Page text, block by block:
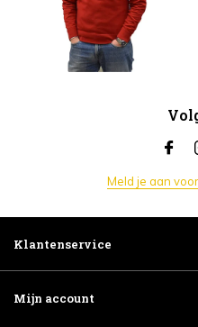
Meld je aan
Klantenservice
Mijn account